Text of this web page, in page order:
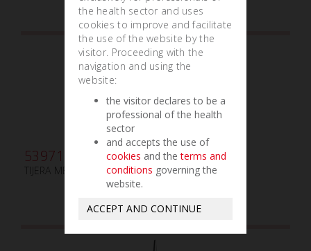
539710
TIJERA METZENBAUM mm180
the health sector and uses
cookies to improve and facilitate
the use of the website by the
visitor. Proceeding with the
navigation and using the
website:
the visitor declares to be a
professional of the health
sector
and accepts the use of
cookies and theterms and
conditions governing the
website.
ACCEPT AND CONTINUE